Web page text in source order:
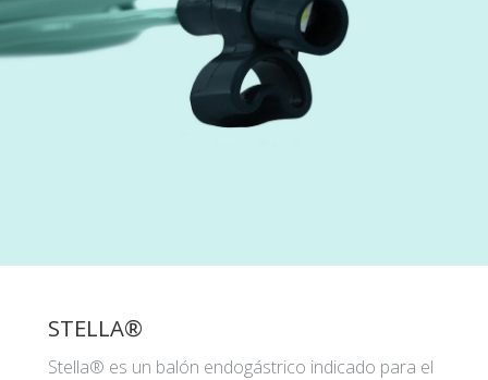
STELLA®
Stella® es un balón endogástrico indicado para el